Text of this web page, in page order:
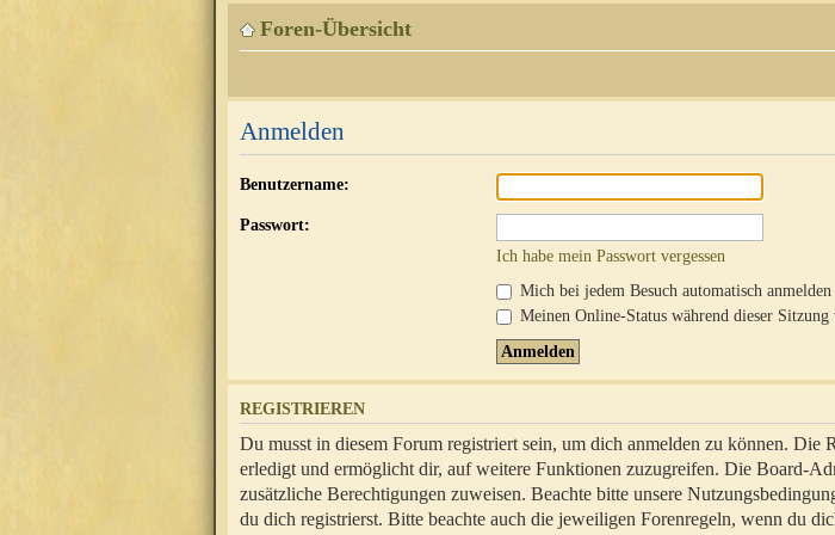
Foren-Übersicht
Anmelden
Benutzername:
Passwort:
Ich habe mein Passwort vergessen
Mich bei jedem Besuch automatisch anmelden
Meinen Online-Status während dieser Sitzung
REGISTRIEREN
Du musst in diesem Forum registriert sein, um dich anmelden zu können.
erledigt und ermöglicht dir, auf weitere Funktionen zuzugreifen. Die Board-
zusätzliche Berechtigungen zuweisen. Beachte bitte unsere
du dich registrierst. Bitte beachte auch die jeweiligen Forenregeln, wenn du